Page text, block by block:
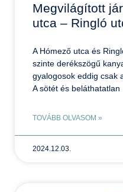
Megvilágított
utca – Ringló
A Hómező utca és
szinte derékszögű
gyalogosok eddig csak
A sötét és beláthatatlan
TOVÁBB OLVASOM »
2024.12.03.